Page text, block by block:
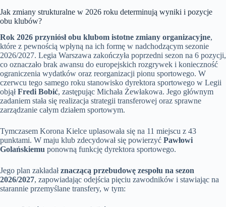
Jak zmiany strukturalne w 2026 roku determinują wyniki i pozycje
obu klubów?
Rok 2026 przyniósł obu klubom istotne zmiany organizacyjne,
które z pewnością wpłyną na ich formę w nadchodzącym sezonie
2026/2027. Legia Warszawa zakończyła poprzedni sezon na 6 pozycji,
co oznaczało brak awansu do europejskich rozgrywek i konieczność
ograniczenia wydatków oraz reorganizacji pionu sportowego. W
czerwcu tego samego roku stanowisko dyrektora sportowego w Legii
objąłFredi Bobić, zastępując Michała Żewłakowa. Jego głównym
zadaniem stała się realizacja strategii transferowej oraz sprawne
zarządzanie całym działem sportowym.
Tymczasem Korona Kielce uplasowała się na 11 miejscu z 43
punktami. W maju klub zdecydował się powierzyć Pawłowi
Golańskiemu ponowną funkcję dyrektora sportowego.
Jego plan zakładałznaczącą przebudowę zespołu na sezon
2026/2027, zapowiadając odejścia pięciu zawodników i stawiając na
starannie przemyślane transfery, w tym: